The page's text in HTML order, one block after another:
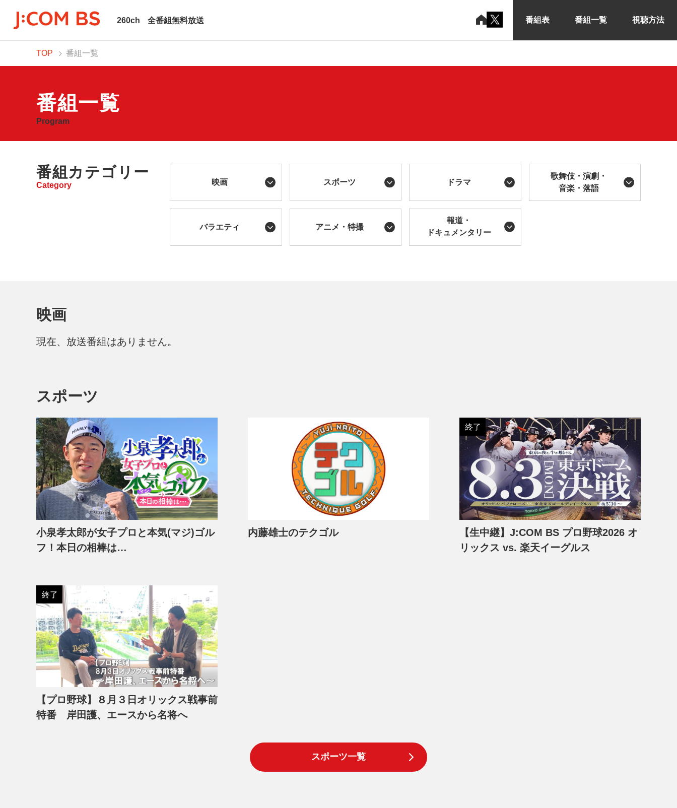
260ch 全番組無料放送 番組表 番組一覧 視聴方法
TOP 番組一覧
番組一覧
Program
番組カテゴリー
Category 映画 スポーツ ドラマ
歌舞伎・演劇・
音楽・落語
バラエティ アニメ・特撮
報道・
ドキュメンタリー
映画
現在、放送番組はありません。
スポーツ
小泉孝太郎が女子プロと本気(マジ)ゴル
フ！本日の相棒は…
内藤雄士のテクゴル
終了
【生中継】J:COM BS プロ野球2026 オ
リックス vs. 楽天イーグルス
終了
【プロ野球】８月３日オリックス戦事前
特番 岸田護、エースから名将へ
スポーツ一覧